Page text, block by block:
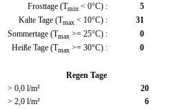
Frosttage (Tmin < 0°C) :
5
Kalte Tage (Tmax < 10°C) :
31
Sommertage (Tmax >= 25°C) :
0
Heiße Tage (Tmax >= 30°C) : 0
Regen Tage
> 0,0 l/m²
20
> 2,0 l/m²
6